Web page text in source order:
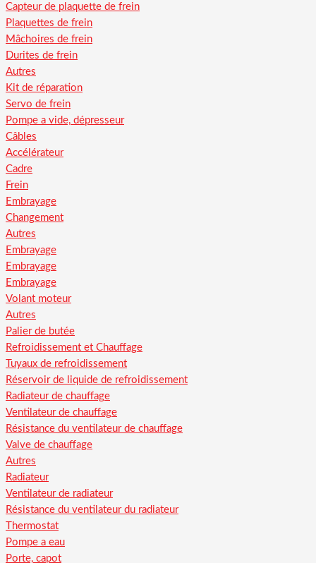
Capteur de plaquette de frein
Plaquettes de frein
Mâchoires de frein
Durites de frein
Autres
Kit de réparation
Servo de frein
Pompe a vide, dépresseur
Câbles
Accélérateur
Cadre
Frein
Embrayage
Changement
Autres
Embrayage
Embrayage
Embrayage
Volant moteur
Autres
Palier de butée
Refroidissement et Chauffage
Tuyaux de refroidissement
Réservoir de liquide de refroidissement
Radiateur de chauffage
Ventilateur de chauffage
Résistance du ventilateur de chauffage
Valve de chauffage
Autres
Radiateur
Ventilateur de radiateur
Résistance du ventilateur du radiateur
Thermostat
Pompe a eau
Porte, capot